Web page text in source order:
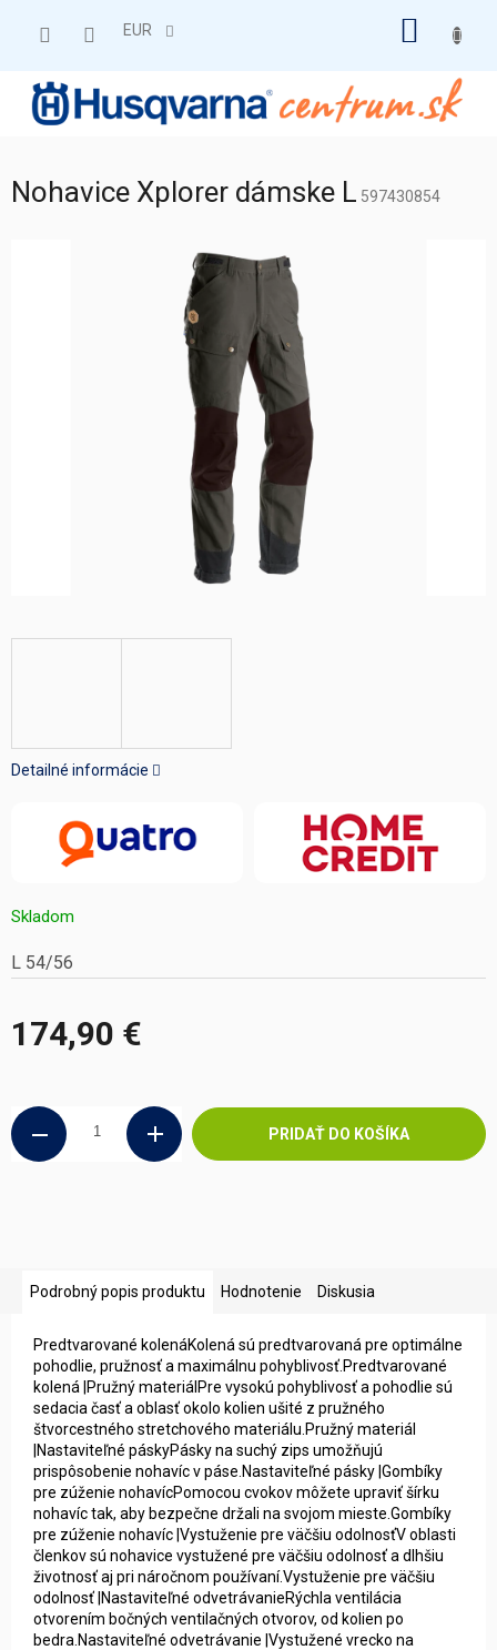
EUR
Nohavice Xplorer dámske L 597430854
174,90 €
Skladom
PRIDAŤ DO KOŠÍKA
L 54/56
Detailné informácie
Podrobný popis produktu Hodnotenie Diskusia
Predtvarované kolenáKolená sú predtvarovaná pre optimálne
pohodlie, pružnosť a maximálnu pohyblivosť.Predtvarované
kolená |Pružný materiálPre vysokú pohyblivosť a pohodlie sú
sedacia časť a oblasť okolo kolien ušité z pružného
štvorcestného stretchového materiálu.Pružný materiál
|Nastaviteľné páskyPásky na suchý zips umožňujú
prispôsobenie nohavíc v páse.Nastaviteľné pásky |Gombíky
pre zúženie nohavícPomocou cvokov môžete upraviť šírku
nohavíc tak, aby bezpečne držali na svojom mieste.Gombíky
pre zúženie nohavíc |Vystuženie pre väčšiu odolnosťV oblasti
členkov sú nohavice vystužené pre väčšiu odolnosť a dlhšiu
životnosť aj pri náročnom používaní.Vystuženie pre väčšiu
odolnosť |Nastaviteľné odvetrávanieRýchla ventilácia
otvorením bočných ventilačných otvorov, od kolien po
bedra.Nastaviteľné odvetrávanie |Vystužené vrecko na